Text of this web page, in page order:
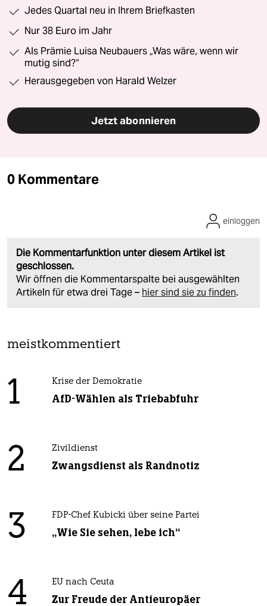
Jedes Quartal neu in Ihrem Briefkasten
Nur 38 Euro im Jahr
Als Prämie Luisa Neubauers „Was wäre, wenn wir
mutig sind?“
Herausgegeben von Harald Welzer
Jetzt abonnieren
0 Kommentare
Die Kommentarfunktion unter diesem Artikel ist
geschlossen.
Wir öffnen die Kommentarspalte bei ausgewählten
Artikeln für etwa drei Tage – hier sind sie zu finden.
einloggen
meistkommentiert
1 Krise der Demokratie
AfD-Wählen als Triebabfuhr
2 Zivildienst
Zwangsdienst als Randnotiz
3 FDP-Chef Kubicki über seine Partei
„Wie Sie sehen, lebe ich“
4 EU nach Ceuta
Zur Freude der Antieuropäer